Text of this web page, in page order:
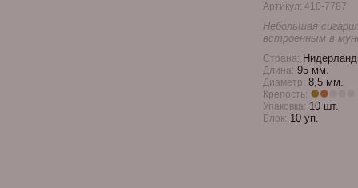
Артикул: 410-7787
Небольшая
встроенным в
Страна:
Длина: 95 мм.
Диаметр: 8,5 мм.
Крепость:
Упаковка: 10 шт.
Блок: 10 уп.